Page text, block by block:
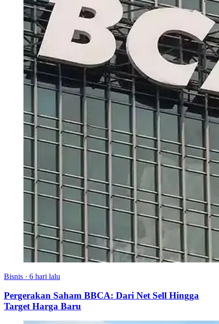
Bisnis · 6 hari lalu
Pergerakan Saham BBCA: Dari Net Sell Hingga
Target Harga Baru